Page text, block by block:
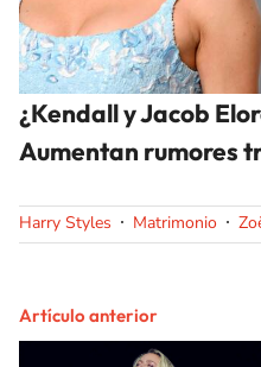
¿Kendall y Jacob
Aumentan rumores
Harry Styles Matrimonio
Artículo anterior